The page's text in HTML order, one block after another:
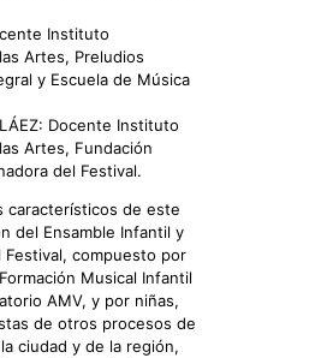
Instituto
Artes, Preludios
y Escuela de Música
Docente Instituto
Artes, Fundación
del Festival.
característicos de este
del Ensamble Infantil y
compuesto por
Musical Infantil
AMV, y por niñas,
de otros procesos de
ciudad y de la región,